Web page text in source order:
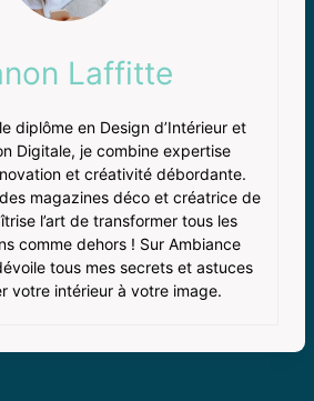
Laffitte
diplôme en Design d’Intérieur et
Digitale, je combine expertise
et créativité débordante.
magazines déco et créatrice de
l’art de transformer tous les
comme dehors ! Sur Ambiance
tous mes secrets et astuces
votre intérieur à votre image.